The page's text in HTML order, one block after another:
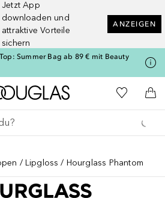
Jetzt App
downloaden und
attraktive Vorteile
sichern
ANZEIGEN
Summer Bag ab 89 € mit Beauty
Zur Douglas Startseite
Zu Meiner
Lipgloss Hourglass Phantom